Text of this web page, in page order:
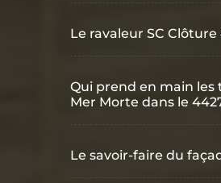
Le ravaleur SC
Qui prend en main les
Mer Morte dans le
Le savoir-faire du